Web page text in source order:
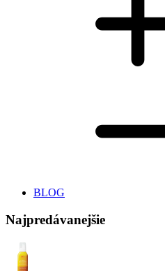
BLOG
Najpredávanejšie